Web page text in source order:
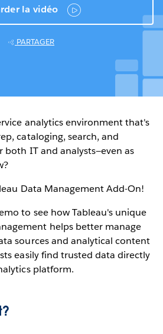
la vidéo
PARTAGER
analytics environment that's
cataloging, search, and
both IT and analysts—even as
Data Management Add-On!
to see how Tableau's unique
helps better manage
sources and analytical content
easily find trusted data directly
platform.